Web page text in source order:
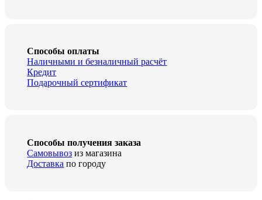
Способы оплаты
Наличными и безналичный расчёт
Кредит
Подарочный сертификат
Способы получения заказа
Самовывоз из магазина
Доставка по городу